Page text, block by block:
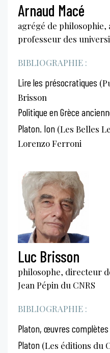
Arnaud Macé
agrégé de philosophie,
professeur des
BIBLIOGRAPHIE :
Lire les présocratiques
Brisson
Politique en Grèce
Platon. Ion (Les Belles
Lorenzo Ferroni
Luc Brisson
philosophe, directeur
Jean Pépin du CNRS
BIBLIOGRAPHIE :
Platon, œuvres complètes
Platon (Les éditions du